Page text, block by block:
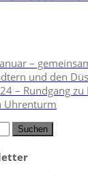
–
und den
– Rundgang
Uhrenturm